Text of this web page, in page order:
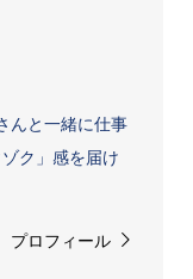
と一緒に仕事
ク」感を届け
プロフィール